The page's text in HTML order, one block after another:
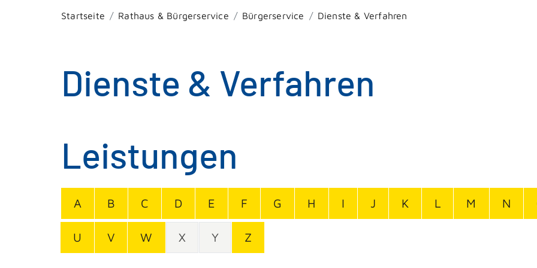
Startseite Rathaus & Bürgerservice Bürgerservice Dienste & Verfahren
Dienste & Verfahren
Leistungen
A B C D E F G H I J K L M N
U V W X Y Z